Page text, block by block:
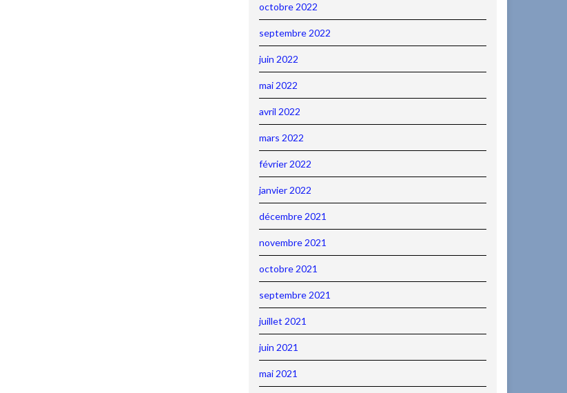
octobre 2022
septembre 2022
juin 2022
mai 2022
avril 2022
mars 2022
février 2022
janvier 2022
décembre 2021
novembre 2021
octobre 2021
septembre 2021
juillet 2021
juin 2021
mai 2021